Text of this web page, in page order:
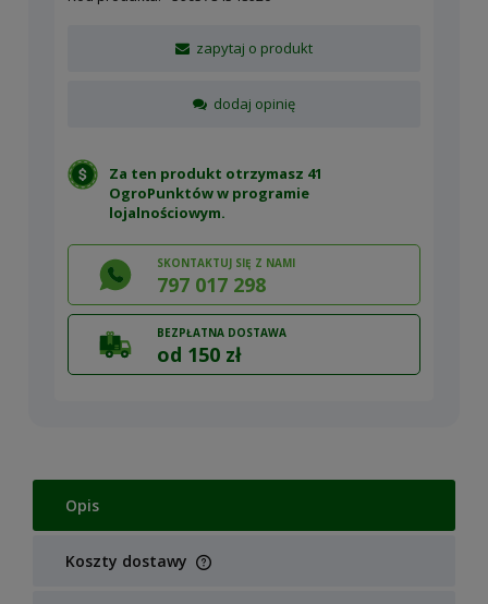
zapytaj o produkt
dodaj opinię
Za ten produkt otrzymasz 41
OgroPunktów w programie
lojalnościowym.
SKONTAKTUJ SIĘ Z NAMI
797 017 298
BEZPŁATNA DOSTAWA
od 150 zł
Opis
Koszty dostawy
Cena nie zawiera ewentualnych kosztów płatności